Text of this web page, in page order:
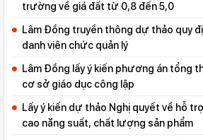
trường về giá đất từ 0,8 đến 5,0
Lâm Đồng truyền thông dự thảo quy
danh viên chức quản lý
Lâm Đồng lấy ý kiến phương án tổng
cơ sở giáo dục công lập
Lấy ý kiến dự thảo Nghị quyết về hỗ
cao năng suất, chất lượng sản phẩm